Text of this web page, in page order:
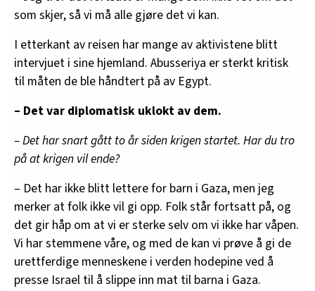
som skjer, så vi må alle gjøre det vi kan.
I etterkant av reisen har mange av aktivistene blitt
intervjuet i sine hjemland. Abusseriya er sterkt kritisk
til måten de ble håndtert på av Egypt.
– Det var diplomatisk uklokt av dem.
– Det har snart gått to år siden krigen startet. Har du tro
på at krigen vil ende?
– Det har ikke blitt lettere for barn i Gaza, men jeg
merker at folk ikke vil gi opp. Folk står fortsatt på, og
det gir håp om at vi er sterke selv om vi ikke har våpen.
Vi har stemmene våre, og med de kan vi prøve å gi de
urettferdige menneskene i verden hodepine ved å
presse Israel til å slippe inn mat til barna i Gaza.